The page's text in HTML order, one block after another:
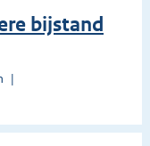
bijstand